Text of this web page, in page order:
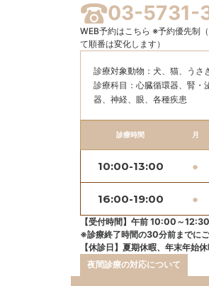
03-5731-
WEB予約はこちら ※予約優先制
て順番は変化します）
診療対象動物：犬、猫、うさ
診療科目：⼼臓循環器、腎・
器、神経、眼、各種疾患
診療時間 月
10:00-13:00 ●
16:00-19:00 ●
【受付時間】午前 10:00～
※診療終了時間の30分前までにご
【休診日】夏期休暇、年末年始
夜間診療の対応について